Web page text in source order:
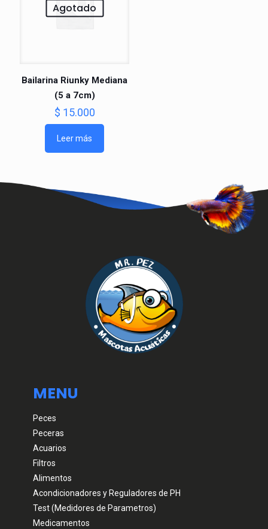
Agotado
Bailarina Riunky Mediana
(5 a 7cm)
$ 15.000
Leer más
MENU
Peces
Peceras
Acuarios
Filtros
Alimentos
Acondicionadores y Reguladores de PH
Test (Medidores de Parametros)
Medicamentos